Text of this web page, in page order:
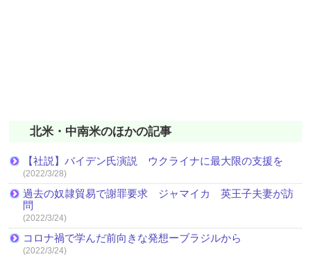
北米・中南米のほかの記事
【社説】バイデン氏演説 ウクライナに最大限の支援を
(2022/3/28)
過去の奴隷貿易で謝罪要求 ジャマイカ 英王子夫妻が訪
問
(2022/3/24)
コロナ禍で学んだ前向きな発想ーブラジルから
(2022/3/24)